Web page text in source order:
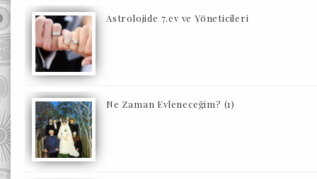
Astrolojide 7.ev ve Yöneticileri
Ne Zaman Evleneceğim? (1)